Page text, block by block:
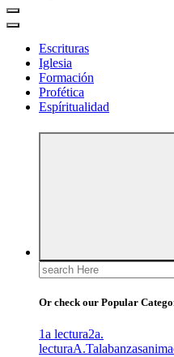
Escrituras
Iglesia
Formación
Profética
Espíritualidad
Search
for:
Or check our Popular
1a lectura2a.
lecturaA.Talabanzas